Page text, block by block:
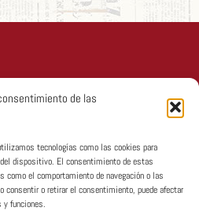
de las
tecnologías como las cookies para
dispositivo. El consentimiento de estas
como el comportamiento de navegación o las
o retirar el consentimiento, puede afectar
funciones.